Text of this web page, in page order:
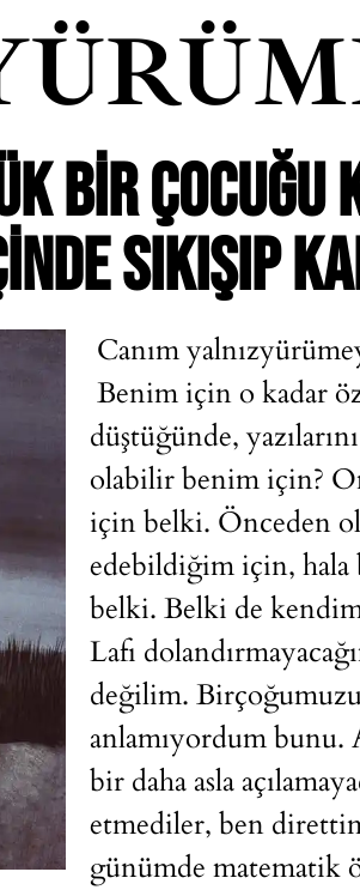
BIR
SIKIŞIP
Canım
Benim için o kadar
düştüğünde,
olabilir benim için?
için belki. Önceden
edebildiğim için, hala
belki. Belki de
Lafı
değilim.
anlamıyordum bunu.
bir daha asla
etmediler, ben
günümde matematik